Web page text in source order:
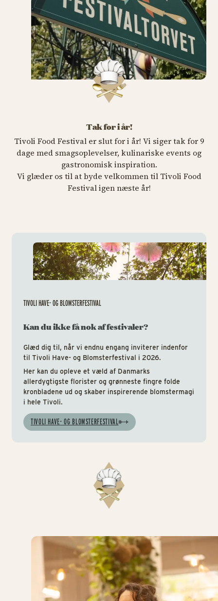
Tak for i år!
Tivoli Food Festival er slut for i år! Vi siger tak for 9
dage med smagsoplevelser, kulinariske events og
gastronomisk inspiration.
Vi glæder os til at byde velkommen til Tivoli Food
Festival igen næste år!
TIVOLI HAVE- OG BLOMSTERFESTIVAL
Kan du ikke få nok af festivaler?
Glæd dig til, når vi endnu engang inviterer indenfor
til Tivoli Have- og Blomsterfestival i 2026.
Her kan du opleve et væld af Danmarks
allerdygtigste florister og grønneste fingre folde
kronbladene ud og skaber inspirerende blomstermagi
i hele Tivoli.
TIVOLI HAVE- OG BLOMSTERFESTIVAL